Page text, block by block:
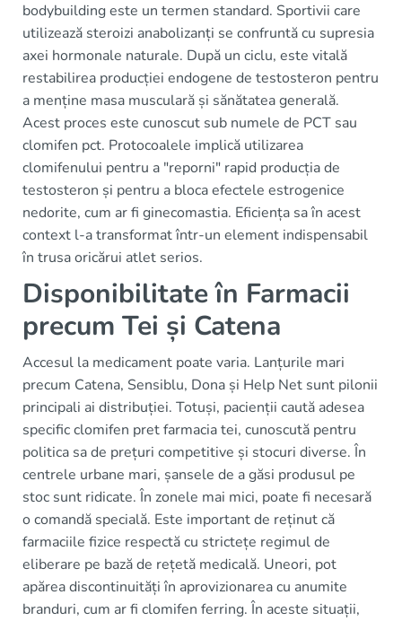
bodybuilding este un termen standard. Sportivii care
utilizează steroizi anabolizanți se confruntă cu supresia
axei hormonale naturale. După un ciclu, este vitală
restabilirea producției endogene de testosteron pentru
a menține masa musculară și sănătatea generală.
Acest proces este cunoscut sub numele de PCT sau
clomifen pct. Protocoalele implică utilizarea
clomifenului pentru a "reporni" rapid producția de
testosteron și pentru a bloca efectele estrogenice
nedorite, cum ar fi ginecomastia. Eficiența sa în acest
context l-a transformat într-un element indispensabil
în trusa oricărui atlet serios.
Disponibilitate în Farmacii
precum Tei și Catena
Accesul la medicament poate varia. Lanțurile mari
precum Catena, Sensiblu, Dona și Help Net sunt pilonii
principali ai distribuției. Totuși, pacienții caută adesea
specific clomifen pret farmacia tei, cunoscută pentru
politica sa de prețuri competitive și stocuri diverse. În
centrele urbane mari, șansele de a găsi produsul pe
stoc sunt ridicate. În zonele mai mici, poate fi necesară
o comandă specială. Este important de reținut că
farmaciile fizice respectă cu strictețe regimul de
eliberare pe bază de rețetă medicală. Uneori, pot
apărea discontinuități în aprovizionarea cu anumite
branduri, cum ar fi clomifen ferring. În aceste situații,